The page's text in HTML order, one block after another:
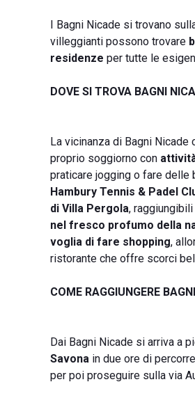
I Bagni Nicade si trovano
villeggianti possono trovare
residenze per tutte le
DOVE SI TROVA BAGNI
La vicinanza di Bagni
proprio soggiorno con
praticare jogging o fare delle
Hambury Tennis & Padel
di Villa Pergola,
nel fresco profumo della
voglia di fare shopping,
ristorante che offre scorci
COME RAGGIUNGERE
Dai Bagni Nicade si arriva a
Savona in due ore di
per poi proseguire sulla via